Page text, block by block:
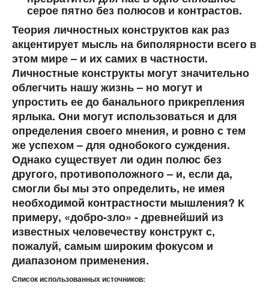
серое пятно без полюсов и контрастов.
Теория личностных конструктов как раз
акцентирует мысль на биполярности всего в
этом мире – и их самих в частности.
Личностные конструкты могут значительно
облегчить нашу жизнь – но могут и
упростить ее до банального прикрепления
ярлыка. Они могут использоваться и для
определения своего мнения, и ровно с тем
же успехом – для однобокого суждения.
Однако существует ли один полюс без
другого, противоположного – и, если да,
смогли бы мы это определить, не имея
необходимой контрастности мышления? К
примеру, «добро-зло» - древнейший из
известных человечеству конструкт с,
пожалуй, самым широким фокусом и
диапазоном применения.
Список использованных источников: